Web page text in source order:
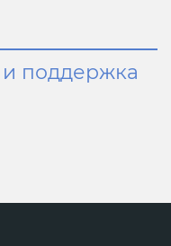
поддержка